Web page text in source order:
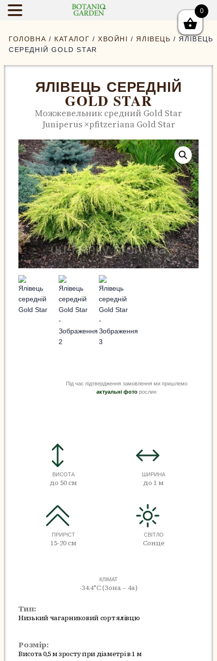
ГОЛОВНА / КАТАЛОГ /ХВОЙНІ / ЯЛІВЕЦЬ / ЯЛІВЕЦЬ
СЕРЕДНІЙ GOLD STAR
ЯЛІВЕЦЬ СЕРЕДНІЙ
GOLD STAR
Можжевельник средний Gold Star
Juniperus ×pfitzeriana Gold Star
Під час підтвердження замовлення ми пришлемо
актуальні фото рослин
ВИСОТА
до 50 см
ШИРИНА
до 1 м
ПРИРІСТ
15-20 см
СВІТЛО
Сонце
КЛІМАТ
-34.4°C (Зона – 4а)
Тип:
Низький чагарниковий сорт ялівцю
Розмір:
Висота 0,5 м зросту при діаметрі в 1 м
0